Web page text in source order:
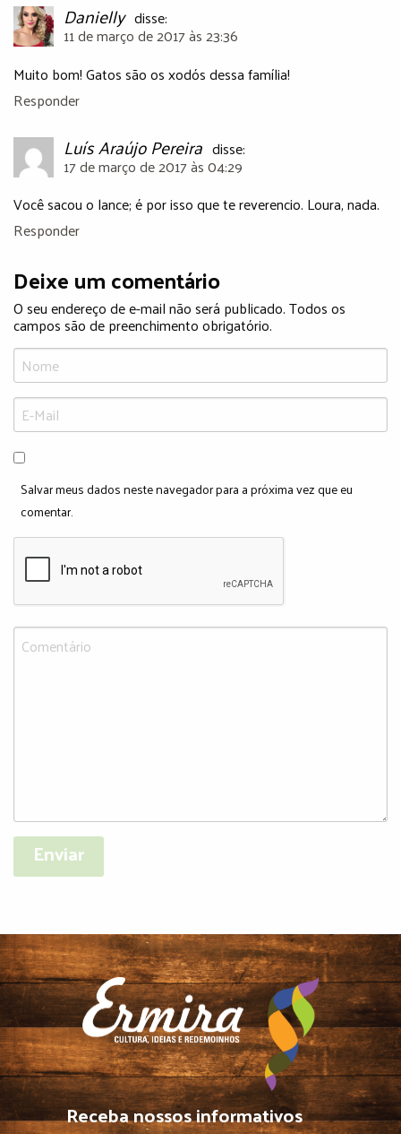
Danielly disse:
11 de março de 2017 às 23:36
Muito bom! Gatos são os xodós dessa família!
Responder
Luís Araújo Pereira disse:
17 de março de 2017 às 04:29
Você sacou o lance; é por isso que te reverencio. Loura, nada.
Responder
Deixe um comentário
O seu endereço de e-mail não será publicado. Todos os
campos são de preenchimento obrigatório.
Salvar meus dados neste navegador para a próxima vez que eu
comentar.
Receba nossos informativos